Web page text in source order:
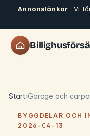
Annonslänkar · Vi
Start Garage och
BYGGDELAR OCH
2026-04-13